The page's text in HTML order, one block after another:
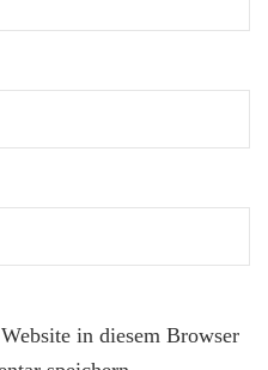
in diesem Browser